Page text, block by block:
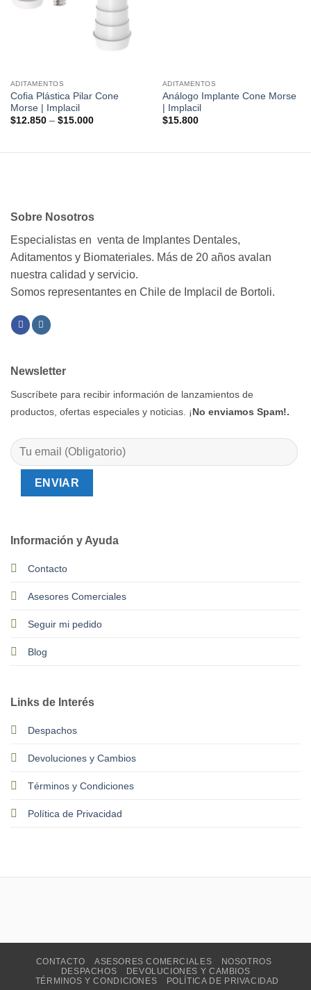
ADITAMENTOS
Cofia Plástica Pilar Cone
Morse | Implacil
$12.850– $15.000
ADITAMENTOS
Análogo Implante Cone Morse
| Implacil
$15.800
Sobre Nosotros
Especialistas en venta de Implantes Dentales,
Aditamentos y Biomateriales. Más de 20 años avalan
nuestra calidad y servicio.
Somos representantes en Chile de Implacil de Bortoli.
Información y Ayuda
Contacto
Asesores Comerciales
Seguir mi pedido
Blog
Links de Interés
Despachos
Devoluciones y Cambios
Términos y Condiciones
Política de Privacidad
Newsletter
Suscríbete para recibir información de lanzamientos de
productos, ofertas especiales y noticias. ¡No enviamos Spam!.
CONTACTO ASESORES COMERCIALES
NOSOTROS
DESPACHOS
DEVOLUCIONES Y CAMBIOS
TÉRMINOS Y CONDICIONES
POLÍTICA DE PRIVACIDAD